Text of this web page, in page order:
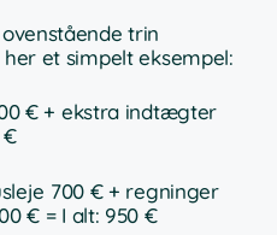
trin
et simpelt eksempel:
€ + ekstra indtægter
€
700 € + regninger
€ = I alt: 950 €